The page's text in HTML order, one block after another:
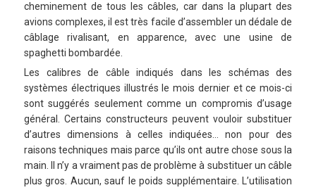
cheminement de tous les câbles, car dans la plupart des
avions complexes, il est très facile d’assembler un dédale de
câblage rivalisant, en apparence, avec une usine de
spaghetti bombardée.
Les calibres de câble indiqués dans les schémas des
systèmes électriques illustrés le mois dernier et ce mois-ci
sont suggérés seulement comme un compromis d’usage
général. Certains constructeurs peuvent vouloir substituer
d’autres dimensions à celles indiquées… non pour des
raisons techniques mais parce qu’ils ont autre chose sous la
main. Il n’y a vraiment pas de problème à substituer un câble
plus gros. Aucun, sauf le poids supplémentaire. L’utilisation